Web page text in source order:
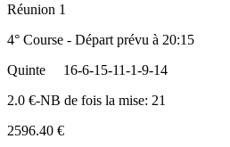
Réunion 1
4° Course - Départ prévu à 20:15
Quinte
16-6-15-11-1-9-14
2.0 €-NB de fois la mise: 21
2596.40 €